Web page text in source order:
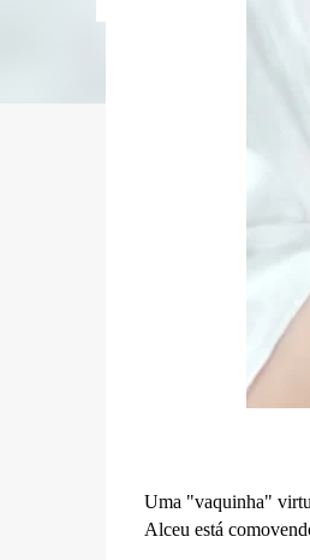
Uma "vaquinha"
Alceu está